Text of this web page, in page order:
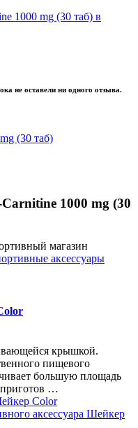
1000 mg (30 таб) в
не оставели ни одного отзыва.
1000 mg (30
крышкой.
пищевого
большую площадь
приготов …